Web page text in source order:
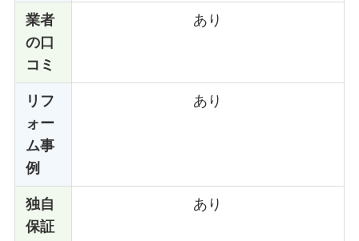
業者
の口
コミ
あり
リフ
ォー
ム事
例
あり
独自
保証
あり